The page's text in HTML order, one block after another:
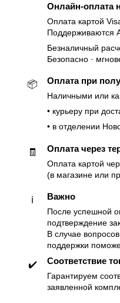
Онлайн-оплата
Оплата картой
Поддерживаются
Безналичный
Безопасно ·
📦 Оплата при
Наличными или
• курьеру при
• в отделении
🧾 Оплата через
Оплата картой
(в магазине или
ℹ️ Важно
После успешной
подтверждение
В случае
поддержки
✔️ Соответствие
Гарантируем
заявленной